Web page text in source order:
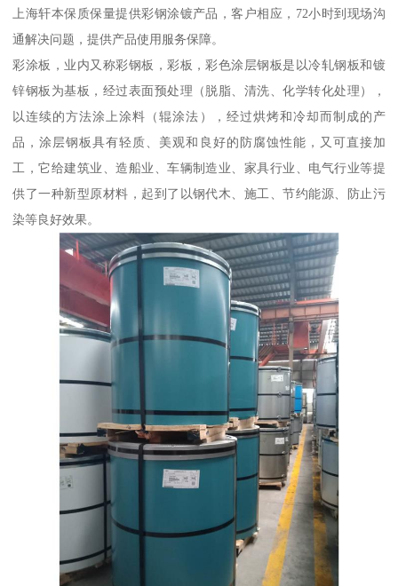
上海轩本保质保量提供彩钢涂镀产品，客户相应，72小时到现场沟
通解决问题，提供产品使用服务保障。
彩涂板，业内又称彩钢板，彩板，彩色涂层钢板是以冷轧钢板和镀
锌钢板为基板，经过表面预处理（脱脂、清洗、化学转化处理），
以连续的方法涂上涂料（辊涂法），经过烘烤和冷却而制成的产
品，涂层钢板具有轻质、美观和良好的防腐蚀性能，又可直接加
工，它给建筑业、造船业、车辆制造业、家具行业、电气行业等提
供了一种新型原材料，起到了以钢代木、施工、节约能源、防止污
染等良好效果。